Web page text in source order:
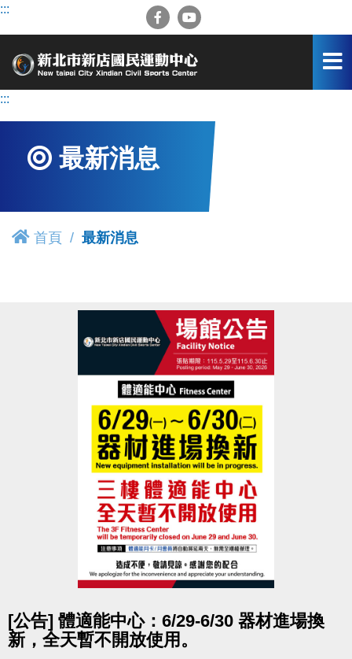
跳
容
:::
:::
最新消息
首頁 最新消息
[公告] 體適能中心：6/29-6/30 器材進場換
新，全天暫不開放使用。